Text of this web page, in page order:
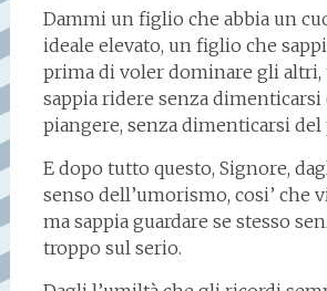
Dammi un figlio che abbia un
ideale elevato, un figlio che
prima di voler dominare gli
sappia ridere senza dimenticarsi
piangere, senza dimenticarsi del
E dopo tutto questo, Signore,
senso dell’umorismo, cosi’ che
ma sappia guardare se stesso
troppo sul serio.